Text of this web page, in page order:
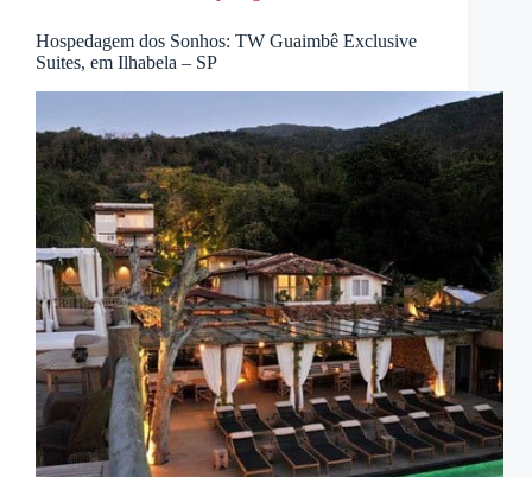
Hospedagem dos Sonhos: TW Guaimbê Exclusive
Suites, em Ilhabela – SP